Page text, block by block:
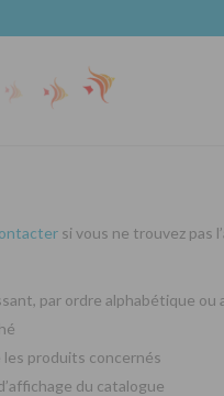
si vous ne trouvez pas
par ordre alphabétique ou
les produits concernés
du catalogue